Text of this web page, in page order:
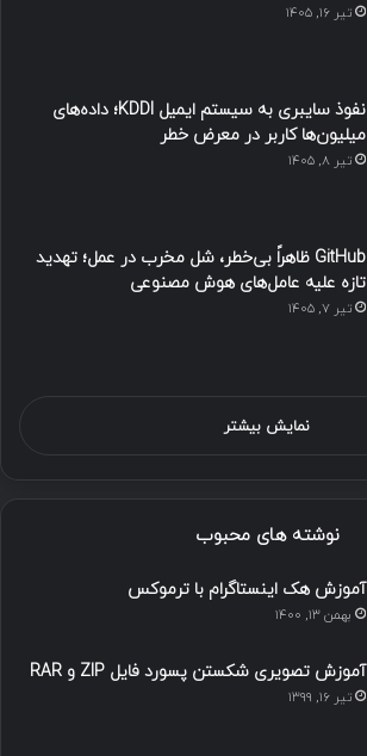
تیر ۱۶, ۱۴۰۵
نفوذ سایبری به سیستم ایمیل KDDI؛ داده‌های
میلیون‌ها کاربر در معرض خطر
تیر ۸, ۱۴۰۵
GitHub ظاهراً بی‌خطر، شل مخرب در عمل؛ تهدید
تازه علیه عامل‌های هوش مصنوعی
تیر ۷, ۱۴۰۵
نمایش بیشتر
نوشته های محبوب
آموزش هک اینستاگرام با ترموکس
بهمن ۱۳, ۱۴۰۰
آموزش تصویری شکستن پسورد فایل ZIP و RAR
تیر ۱۶, ۱۳۹۹